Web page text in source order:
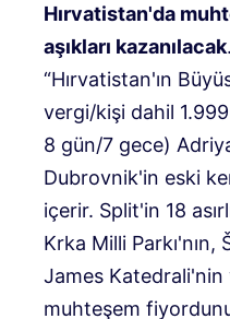
Hırvatistan'da
aşıkları kazanılacak
“Hırvatistan'ın
vergi/kişi dahil
8 gün/7 gece)
Dubrovnik'in eski
içerir. Split'in 18
Krka Milli
James
muhteşem